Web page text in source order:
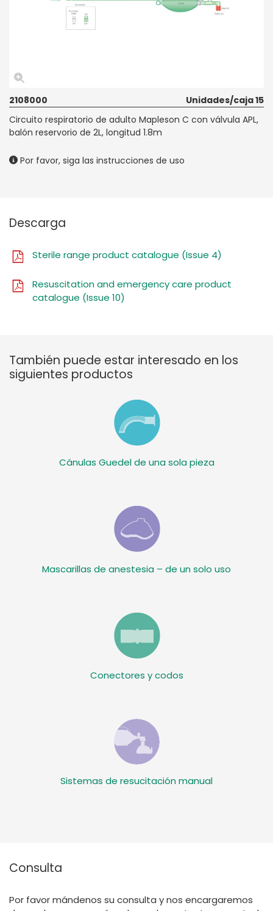
2108000
Unidades/caja 15
Circuito respiratorio de adulto Mapleson C con válvula APL,
balón reservorio de 2L, longitud 1.8m
Por favor, siga las instrucciones de uso
Descarga
Sterile range product catalogue (Issue 4)
Resuscitation and emergency care product
catalogue (Issue 10)
También puede estar interesado en los
siguientes productos
Cánulas Guedel de una sola pieza
Mascarillas de anestesia – de un solo uso
Conectores y codos
Sistemas de resucitación manual
Consulta
Por favor mándenos su consulta y nos encargaremos